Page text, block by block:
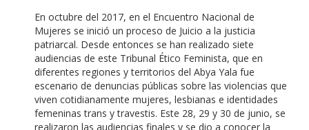
En octubre del 2017, en el Encuentro Nacional de
Mujeres se inició un proceso de Juicio a la justicia
patriarcal. Desde entonces se han realizado siete
audiencias de este Tribunal Ético Feminista, que en
diferentes regiones y territorios del Abya Yala fue
escenario de denuncias públicas sobre las violencias que
viven cotidianamente mujeres, lesbianas e identidades
femeninas trans y travestis. Este 28, 29 y 30 de junio, se
realizaron las audiencias finales y se dio a conocer la